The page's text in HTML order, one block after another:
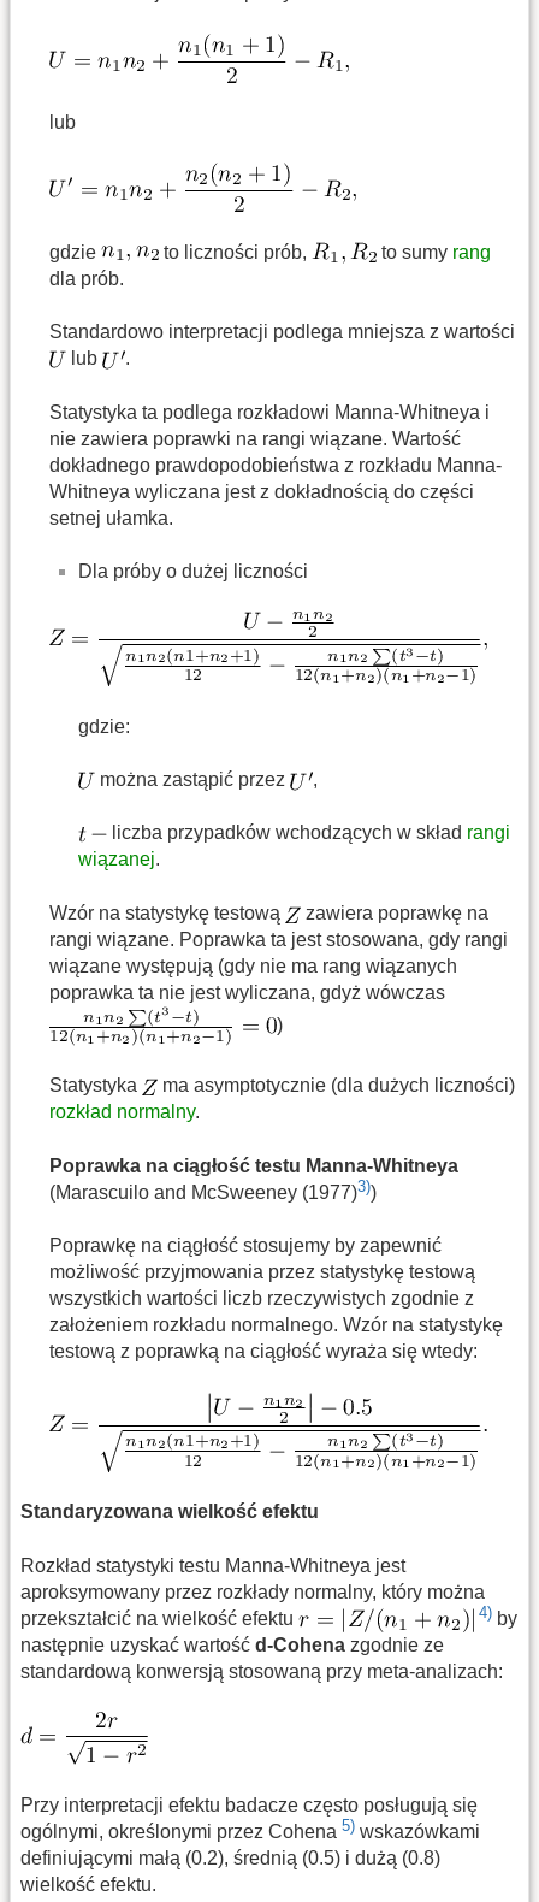
lub
gdzie to liczności prób, to sumy rang
dla prób.
Standardowo interpretacji podlega mniejsza z wartości
lub
.
Statystyka ta podlega rozkładowi Manna-Whitneya i
nie zawiera poprawki na rangi wiązane. Wartość
dokładnego prawdopodobieństwa z rozkładu Manna-
Whitneya wyliczana jest z dokładnością do części
setnej ułamka.
Dla próby o dużej liczności
gdzie:
można zastąpić przez ,
liczba przypadków wchodzących w skład rangi
wiązanej.
Wzór na statystykę testową
zawiera poprawkę na
rangi wiązane. Poprawka ta jest stosowana, gdy rangi
wiązane występują (gdy nie ma rang wiązanych
poprawka ta nie jest wyliczana, gdyż wówczas
)
Statystyka
ma asymptotycznie (dla dużych liczności)
rozkład normalny.
Poprawka na ciągłość testu Manna-Whitneya
(Marascuilo and McSweeney (1977)3))
Poprawkę na ciągłość stosujemy by zapewnić
możliwość przyjmowania przez statystykę testową
wszystkich wartości liczb rzeczywistych zgodnie z
założeniem rozkładu normalnego. Wzór na statystykę
testową z poprawką na ciągłość wyraża się wtedy:
Standaryzowana wielkość efektu
Rozkład statystyki testu Manna-Whitneya jest
aproksymowany przez rozkłady normalny, który można
przekształcić na wielkość efektu
4) by
następnie uzyskać wartość d-Cohena zgodnie ze
standardową konwersją stosowaną przy meta-analizach:
Przy interpretacji efektu badacze często posługują się
ogólnymi, określonymi przez Cohena 5) wskazówkami
definiującymi małą (0.2), średnią (0.5) i dużą (0.8)
wielkość efektu.